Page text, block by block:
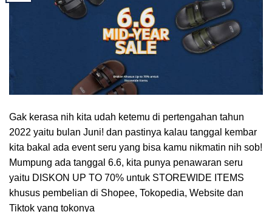
Gak kerasa nih kita udah ketemu di pertengahan tahun
2022 yaitu bulan Juni! dan pastinya kalau tanggal kembar
kita bakal ada event seru yang bisa kamu nikmatin nih sob!
Mumpung ada tanggal 6.6, kita punya penawaran seru
yaitu DISKON UP TO 70% untuk STOREWIDE ITEMS
khusus pembelian di Shopee, Tokopedia, Website dan
Tiktok yang tokonya